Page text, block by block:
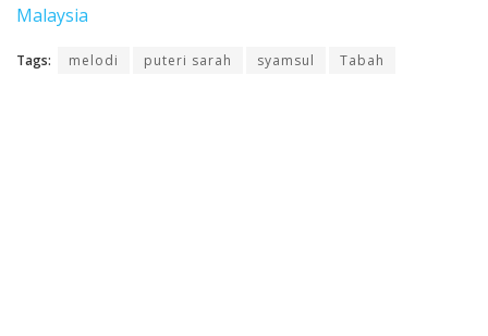
Malaysia
Tags: melodi puteri sarah syamsul Tabah